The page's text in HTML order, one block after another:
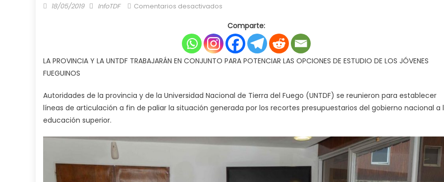
Posted
18/05/2019 Author
InfoTDF Comentarios desactivados
PROVINCIA
Y
LA
UNTDF
CONJUNTO
PARA
ESTUDIO
Comparte:
LA PROVINCIA Y LA UNTDF TRABAJARÁN EN CONJUNTO PARA POTENCIAR LAS OPCIONES DE ESTUDIO DE LOS JÓVENES
FUEGUINOS
Autoridades de la provincia y de la Universidad Nacional de Tierra del Fuego (UNTDF) se reunieron para establecer
líneas de articulación a fin de paliar la situación generada por los recortes presupuestarios del gobierno nacional a
educación superior.